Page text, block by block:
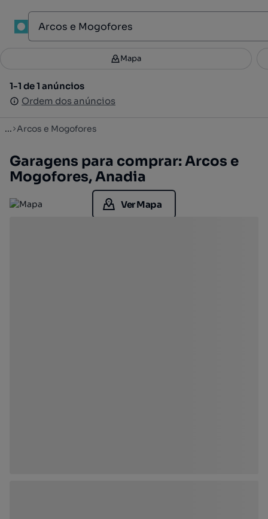
Filtros 2
1-1 de 1 anúncios
Ordem dos anúncios
Mapa
1-1 de 1 anúncios
Ordem dos anúncios
... Arcos e Mogofores
Garagens para comprar: Arcos e
Mogofores, Anadia
Ver Mapa